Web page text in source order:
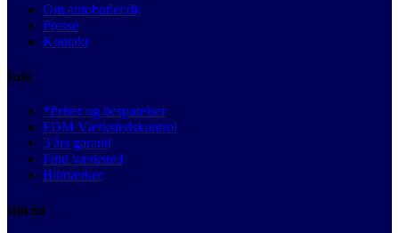
Om autobutler.dk
Presse
Kontakt
Info
*Priser og besparelser
FDM Værkstedskontrol
3 års garanti
Find værksted
Bilmærker
Bilråd